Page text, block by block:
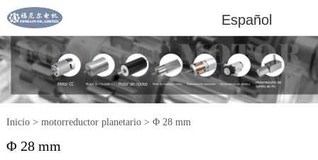
Español
Inicio> motorreductor planetario> Φ 28 mm
Φ 28 mm